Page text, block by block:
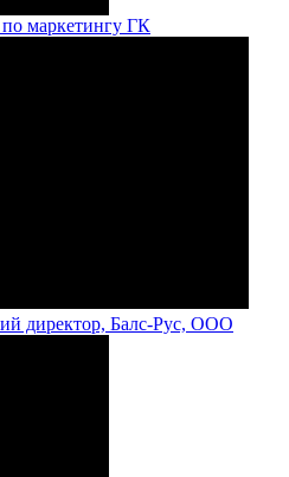
по маркетингу ГК
директор, Балс-Рус, ООО